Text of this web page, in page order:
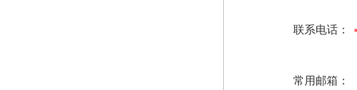
联系电话：
常用邮箱：